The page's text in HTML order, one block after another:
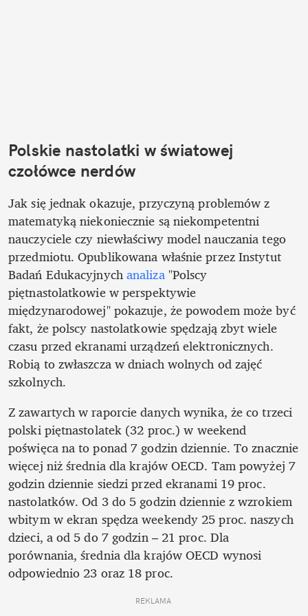
Polskie nastolatki w światowej
czołówce nerdów
Jak się jednak okazuje, przyczyną problemów z
matematyką niekoniecznie są niekompetentni
nauczyciele czy niewłaściwy model nauczania tego
przedmiotu. Opublikowana właśnie przez Instytut
Badań Edukacyjnych analiza "Polscy
piętnastolatkowie w perspektywie
międzynarodowej" pokazuje, że powodem może być
fakt, że polscy nastolatkowie spędzają zbyt wiele
czasu przed ekranami urządzeń elektronicznych.
Robią to zwłaszcza w dniach wolnych od zajęć
szkolnych.
Z zawartych w raporcie danych wynika, że co trzeci
polski piętnastolatek (32 proc.) w weekend
poświęca na to ponad 7 godzin dziennie. To znacznie
więcej niż średnia dla krajów OECD. Tam powyżej 7
godzin dziennie siedzi przed ekranami 19 proc.
nastolatków. Od 3 do 5 godzin dziennie z wzrokiem
wbitym w ekran spędza weekendy 25 proc. naszych
dzieci, a od 5 do 7 godzin – 21 proc. Dla
porównania, średnia dla krajów OECD wynosi
odpowiednio 23 oraz 18 proc.
REKLAMA